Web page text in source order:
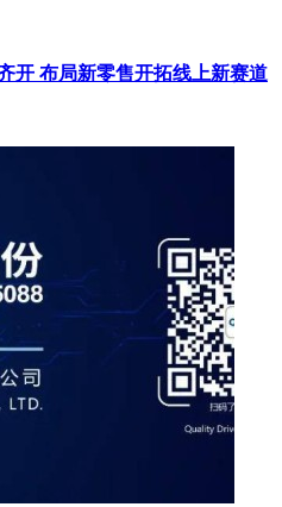
开 布局新零售开拓线上新赛道